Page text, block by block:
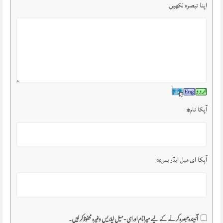
اپنا تبصرہ لکھیں
آپکا نام*
آپکا ای میل ایڈریس*
آئیندہ تبصرہ کرنے کے لیے میرا نام اور ای-میل ایڈریس وغیرہ محفوظ کر لیں۔